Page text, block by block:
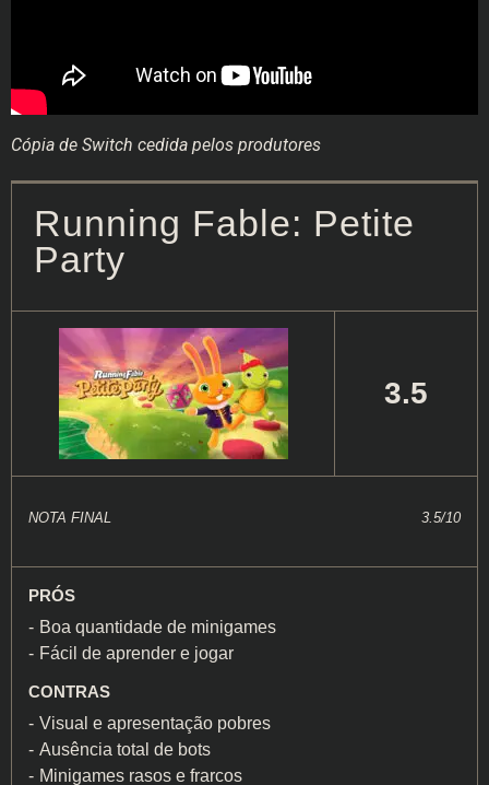
Cópia de Switch cedida pelos produtores
Running Fable: Petite
Party
3.5
NOTA FINAL 3.5/10
PRÓS
Boa quantidade de minigames
Fácil de aprender e jogar
CONTRAS
Visual e apresentação pobres
Ausência total de bots
Minigames rasos e frarcos